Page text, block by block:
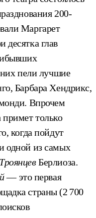
200-
Маргарет
глав
них пели лучшие
Барбара Хендрикс,
Впрочем
примет только
когда пойдут
одной из самых
ТроянцевБерлиоза.
— это первая
страны (2 700